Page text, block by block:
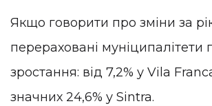
Якщо говорити про зміни за
перераховані муніципалітети
зростання: від 7,2% у Vila
значних 24,6% у Sintra.